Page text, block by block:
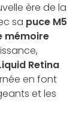
ère de la
sa puce M5
mémoire
Retina
en font
et les